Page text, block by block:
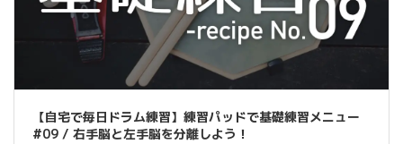
【自宅で毎日ドラム練習】練習パッドで基礎練習メニュー
#09 / 右手脳と左手脳を分離しよう！